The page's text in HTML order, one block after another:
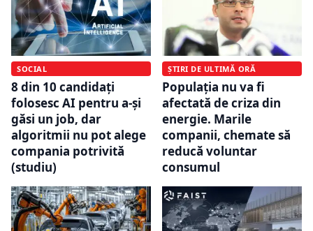
SOCIAL
8 din 10 candidați
folosesc AI pentru a-și
găsi un job, dar
algoritmii nu pot alege
compania potrivită
(studiu)
ȘTIRI DE ULTIMĂ ORĂ
Populația nu va fi
afectată de criza din
energie. Marile
companii, chemate să
reducă voluntar
consumul